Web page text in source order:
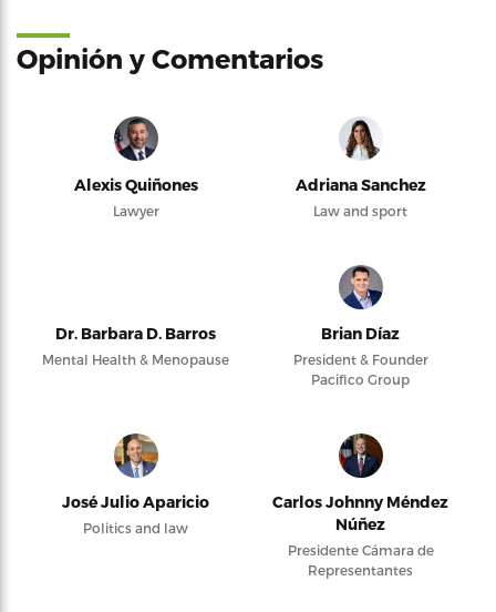
Opinión y Comentarios
Alexis Quiñones
Lawyer
Adriana Sanchez
Law and sport
Dr. Barbara D. Barros
Mental Health & Menopause
Brian Díaz
President & Founder
Pacifico Group
José Julio Aparicio
Politics and law
Carlos Johnny Méndez
Núñez
Presidente Cámara de
Representantes